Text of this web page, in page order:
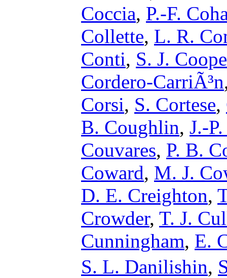
Coccia, P.-F.
Collette, L. R.
Conti, S. J.
Cordero-CarriÃ³n
Corsi, S. Cortese,
B. Coughlin, J.-
Couvares, P. B.
Coward, M. J.
D. E. Creighton,
Crowder, T. J.
Cunningham, E.
S. L. Danilishin,